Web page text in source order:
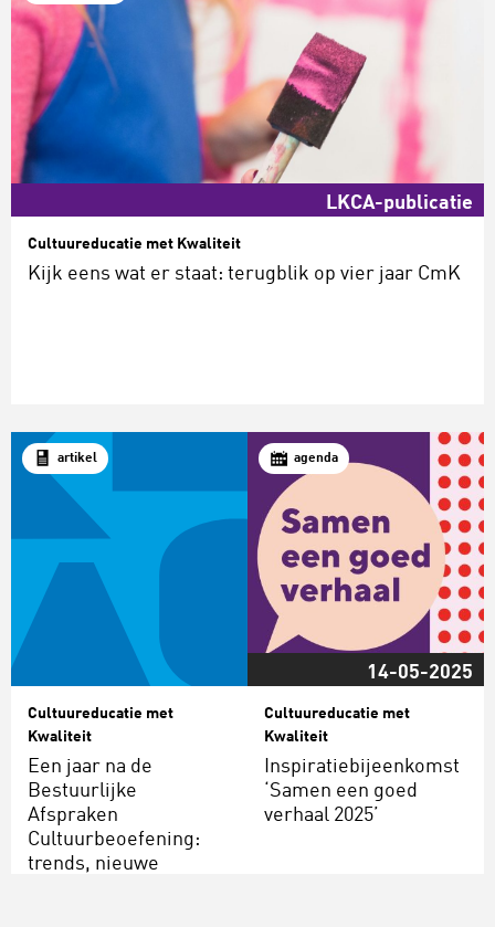
LKCA-publicatie
Cultuureducatie met Kwaliteit
Kijk eens wat er staat: terugblik op vier jaar CmK
artikel
Cultuureducatie met
Kwaliteit
Een jaar na de
Bestuurlijke
Afspraken
Cultuurbeoefening:
trends, nieuwe
agenda
14-05-2025
Cultuureducatie met
Kwaliteit
Inspiratiebijeenkomst
‘Samen een goed
verhaal 2025’